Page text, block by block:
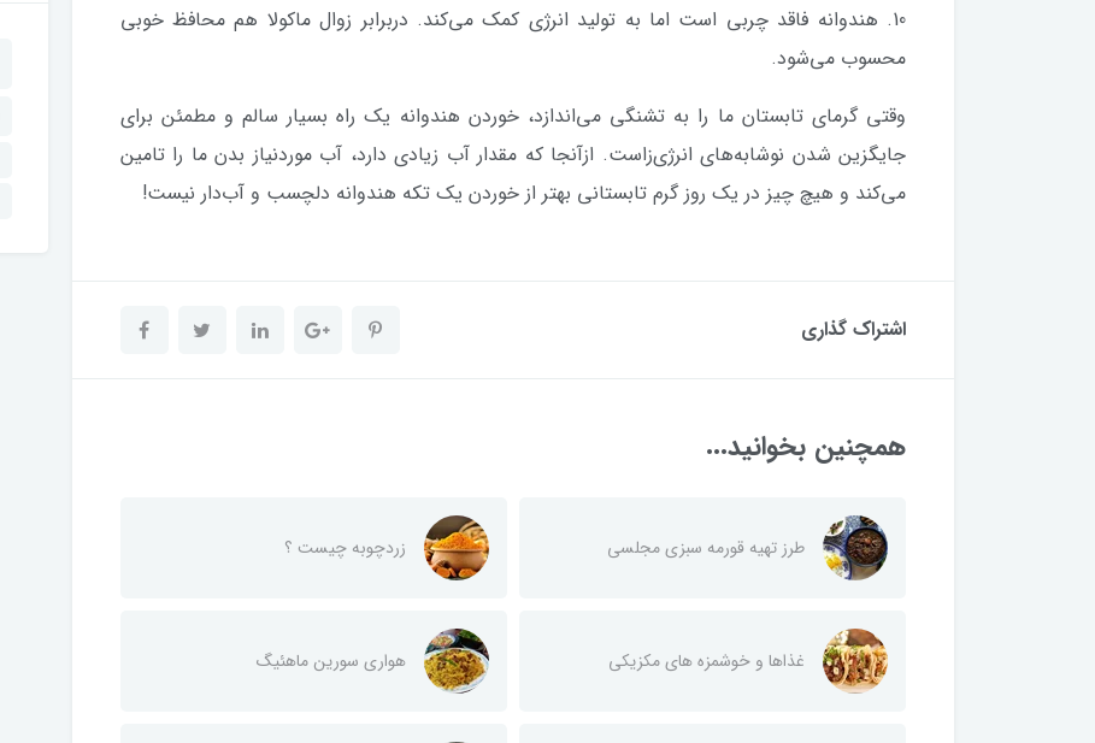
10. هندوانه فاقد چربی است اما به تولید انرژی کمک می‌کند. دربرابر زوال ماکولا هم محافظ خوبی
محسوب می‌شود.
وقتی گرمای تابستان ما را به تشنگی می‌‌اندازد، خوردن هندوانه یک راه بسیار سالم و مطمئن برای
جایگزین شدن نوشابه‌های انرژی‌زاست. ازآنجا که مقدار آب زیادی دارد، آب موردنیاز بدن ما را تامین
می‌کند و هیچ چیز در یک روز گرم تابستانی بهتر از خوردن یک تکه هندوانه دلچسب و آب‌دار نیست!
اشتراک گذاری
همچنین بخوانید...
طرز تهیه قورمه سبزی مجلسی زردچوبه چیست ؟
غذاها و خوشمزه های مکزیکی هواری سورین ماهئیگ